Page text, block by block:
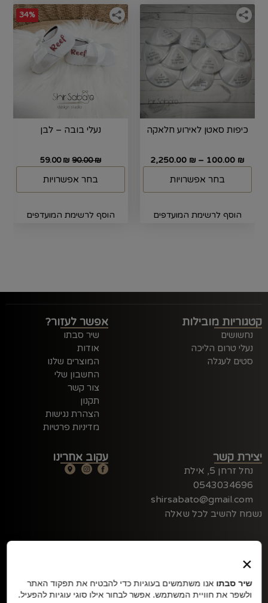
כיפות סאטן לאירוע חלאקה
100.00 ₪
–
2,250.00 ₪
בחר אפשרויות
הוסף לרשימת המועדפים
34%
נעלי בובה – לבן
90.00₪
59.00₪
בחר אפשרויות
הוסף לרשימת המועדפים
יצירת קשר
נחל זרחן 5, אילת
0543034696
shirsabato@gmail.com
נשמח להשיב לכל שאלה
אפשר לעזור?
שיר סבתו
אודות
המוצרים שלנו
החשבון שלי
צור קשר
תקנון
הצהרת נגישות
מדיניות פרטיות
קטגוריות מובילות
נחשושים
נעלי טרום הליכה
סטים לעגלה
עקוב אחרינו
×
שיר סבתו אנו משתמשים בעוגיות כדי להבטיח את תפקוד האתר
ולשפר את חוויית המשתמש. אפשר לבחור אילו סוגי עוגיות להפעיל.